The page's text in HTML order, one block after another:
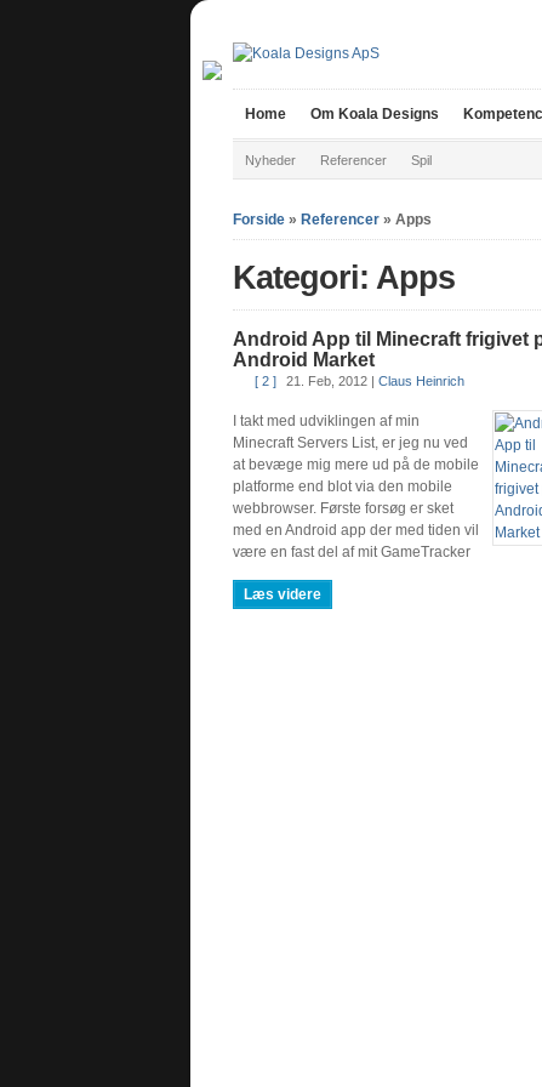
Home Om Koala Designs
Nyheder Referencer Spil
Forside » Referencer » Apps
Kategori: Apps
Android App til Minecraft frigivet
Android Market
[ 2 ] 21. Feb, 2012 | Claus Heinrich
I takt med udviklingen af min
Minecraft Servers List, er jeg nu ved
at bevæge mig mere ud på de mobile
platforme end blot via den mobile
webbrowser. Første forsøg er sket
med en Android app der med tiden vil
være en fast del af mit GameTracker
Læs videre